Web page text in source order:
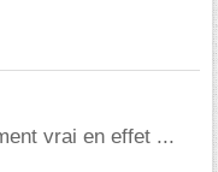
vrai en effet ...